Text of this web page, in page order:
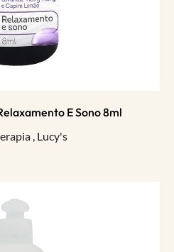
E Sono 8ml
, Lucy's